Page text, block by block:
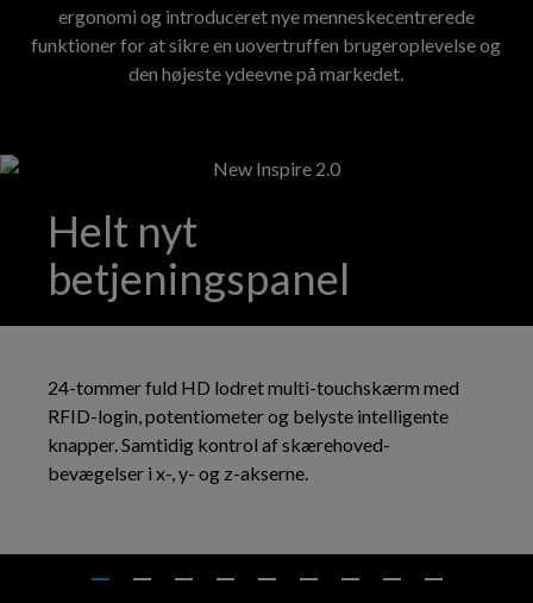
ergonomi og introduceret nye menneskecentrerede
funktioner for at sikre en uovertruffen brugeroplevelse og
den højeste ydeevne på markedet.
Helt nyt
betjeningspanel
24-tommer fuld HD lodret multi-touchskærm med
RFID-login, potentiometer og belyste intelligente
knapper. Samtidig kontrol af skærehoved-
bevægelser i x-, y- og z-akserne.